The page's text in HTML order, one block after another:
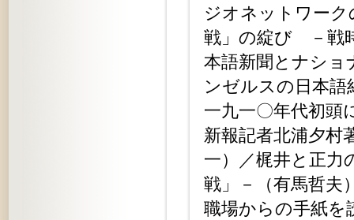
ジオネットワーク
戦」の綻び －戦
本語新聞とナシ
ンゼルスの日本語
一九一〇年代初
新報記者北浦夕村
一）／梶井と正
戦」－（有馬哲
職場からの手紙を